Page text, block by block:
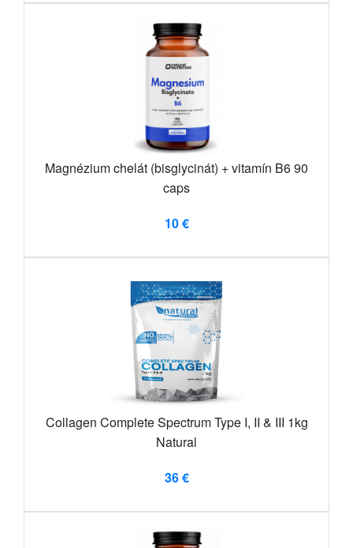
Magnézium chelát (bisglycinát) + vitamín B6 90
caps
10 €
Collagen Complete Spectrum Type I, II & III 1kg
Natural
36 €